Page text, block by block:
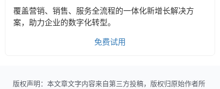
覆盖营销、销售、服务全流程的一体化新增长解决方
案，助力企业的数字化转型。
免费试用
版权声明：本文章文字内容来自第三方投稿，版权归原始作者所